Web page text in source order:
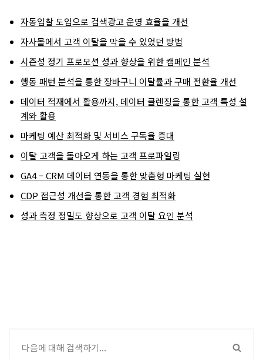
자동입찰 도입으로 검색광고 운영 효율을 개선
자사몰에서 고객 이탈을 막을 수 있었던 방법
시즌성 정기 프로모션 성과 향상을 위한 캠페인 분석
행동 패턴 분석을 통한 장바구니 이탈률과 구매 전환율 개선
데이터 적재에서 활용까지, 데이터 클렌징을 통한 고객 특성 설
계와 활용
마케팅 예산 최적화 및 서비스 구독율 증대
이탈 고객을 돌아오게 하는 고객 프로파일링
GA4 – CRM 데이터 연동을 통한 맞춤형 마케팅 실현
CDP 접근성 개선을 통한 고객 경험 최적화
성과 측정 정밀도 향상으로 고객 이탈 요인 분석